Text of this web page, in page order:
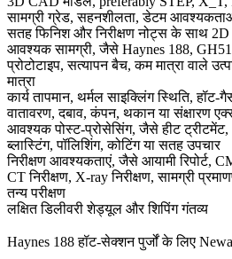
सामग्री ग्रेड, सहनशीलता, डेटम
सतह फिनिश और निरीक्षण नोट्स के साथ 2D
आवश्यक सामग्री, जैसे Haynes 188,
प्रोटोटाइप, सत्यापन बैच, कम मात्रा वाले
मात्रा
कार्य तापमान, थर्मल साइक्लिंग स्थिति,
वातावरण, दबाव, कंपन, थकान या संक्षारण
आवश्यक पोस्ट-प्रोसेसिंग, जैसे हीट
ब्लास्टिंग, पॉलिशिंग, कोटिंग या सतह उपचार
निरीक्षण आवश्यकताएं, जैसे आयामी रिपोर्ट,
CT निरीक्षण, X-ray निरीक्षण, सामग्री
तन्य परीक्षण
लक्षित डिलीवरी शेड्यूल और शिपिंग गंतव्य
Haynes 188 हॉट-सेक्शन पुर्जों के लिए